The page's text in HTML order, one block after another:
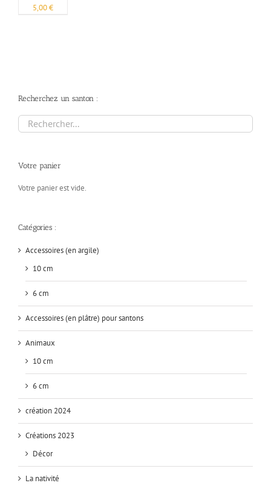
6cm
5,00€
Recherchez un santon :
Votre panier
Votre panier est vide.
Catégories :
Accessoires (en argile)
10 cm
6 cm
Accessoires (en plâtre) pour santons
Animaux
10 cm
6 cm
création 2024
Créations 2023
Décor
La nativité